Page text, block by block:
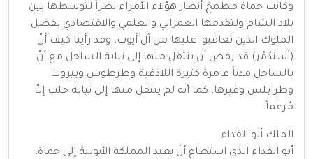
وكانت حماة مطمحَ أنظار هؤلاء الأمراء نظراً لتوسطها بين
بلاد الشام ولتقدمها العمراني والعلمي والاقتصادي بفضل
الملوك الذين تعاقبوا عليها من آل أيوب، وقد رأينا كيف أنّ
(أسندُمُر) قد رفض أن ينتقل منها إلى نيابة الساحل مع أنّ
بالساحل مدناً عامرة كثيرة اللاذقية وطرطوس وبيروت
وطرابلس وغيرها، كما أنه لم ينتقل منها إلى نيابة حلب إلاّ
مُرغماً.
الملك أبو الفداء
أبو الفداء الذي استطاع أنْ يعيد المملكة الأيوبية إلى حماة،